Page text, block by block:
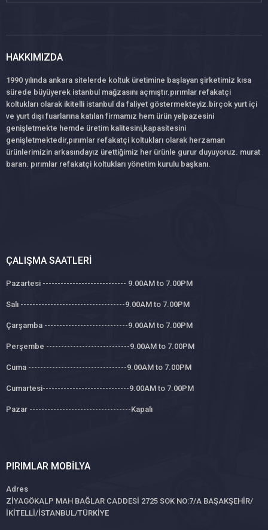
HAKKIMIZDA
1990 yılında ankara sitelerde koltuk üretimine başlayan şirketimiz kısa
sürede büyüyerek istanbul mağzasını açmıştır.pırımlar refakatçi
koltukları olarak ikitelli istanbul da faliyet göstermekteyiz.birçok yurt içi
ve yurt dışı fuarlarına katılan firmamız hem ürün yelpazesini
genişletmekte hemde üretim kalitesini,kapasitesini
genişletmektedir,pırımlar refakatçi koltukları olarak herzaman
ürünlerimizin arkasındayız ürettiğimiz her ürünle gurur duyuyoruz. murat
baran. pırımlar refakatçi koltukları yönetim kurulu başkanı.
ÇALIŞMA SAATLERI
Pazartesi ---------------------------- 9.00AM to 7.00PM
Salı -----------------------------------9.00AM to 7.00PM
Çarşamba ----------------------------9.00AM to 7.00PM
Perşembe ----------------------------9.00AM to 7.00PM
Cuma ---------------------------------9.00AM to 7.00PM
Cumartesi-----------------------------9.00AM to 7.00PM
Pazar ----------------------------------Kapalı
PIRIMLAR MOBILYA
Adres
ZİYAGÖKALP MAH BAĞLAR CADDESİ 2725 SOK NO:7/A BAŞAKŞEHİR/
İKİTELLİ/İSTANBUL/TÜRKİYE